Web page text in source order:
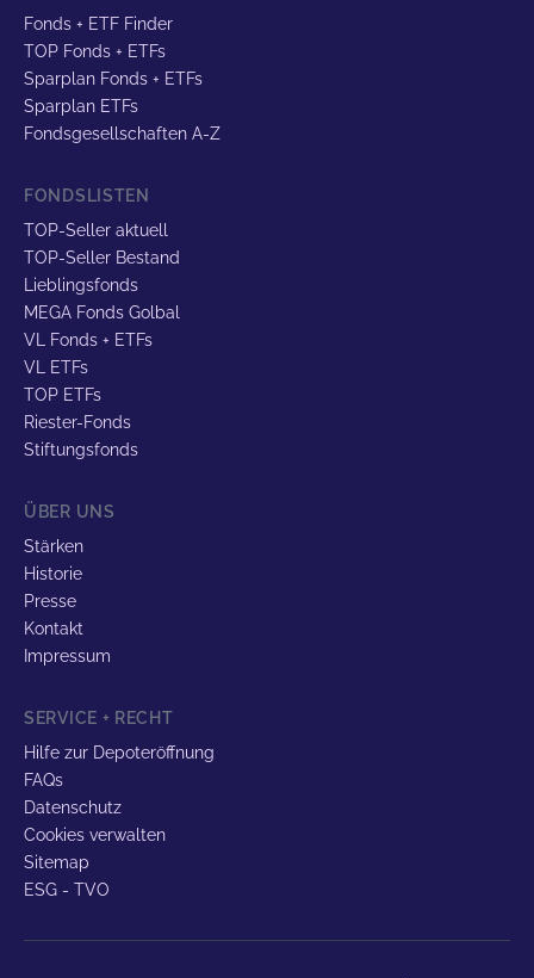
Fonds + ETF Finder
TOP Fonds + ETFs
Sparplan Fonds + ETFs
Sparplan ETFs
Fondsgesellschaften A-Z
FONDSLISTEN
TOP-Seller aktuell
TOP-Seller Bestand
Lieblingsfonds
MEGA Fonds Golbal
VL Fonds + ETFs
VL ETFs
TOP ETFs
Riester-Fonds
Stiftungsfonds
ÜBER UNS
Stärken
Historie
Presse
Kontakt
Impressum
SERVICE + RECHT
Hilfe zur Depoteröffnung
FAQs
Datenschutz
Cookies verwalten
Sitemap
ESG - TVO